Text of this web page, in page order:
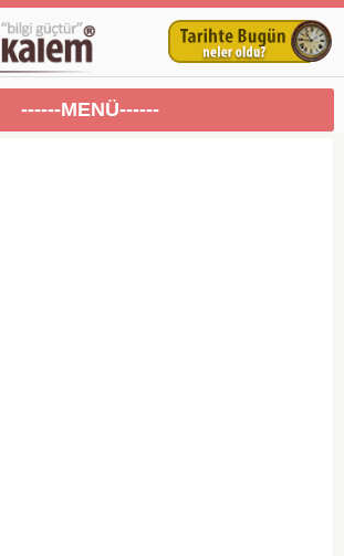
------MENÜ------